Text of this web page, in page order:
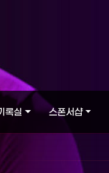
록실 스폰서샵